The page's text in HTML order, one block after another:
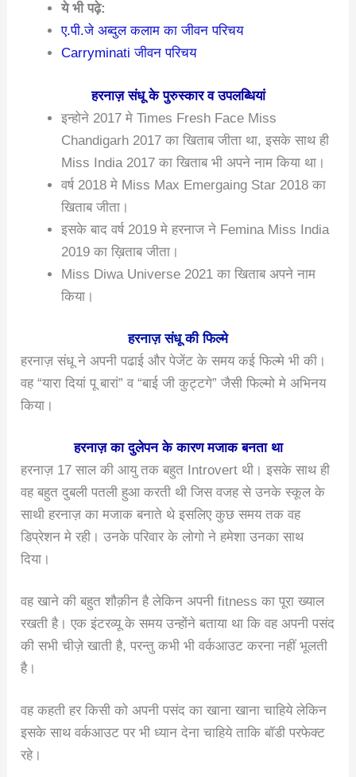
ये भी पढ़े:
ए.पी.जे अब्दुल कलाम का जीवन परिचय
Carryminati जीवन परिचय
हरनाज़ संधू के पुरुस्कार व उपलब्धियां
इन्होने 2017 मे Times Fresh Face Miss
Chandigarh 2017 का खिताब जीता था, इसके साथ ही
Miss India 2017 का खिताब भी अपने नाम किया था।
वर्ष 2018 मे Miss Max Emergaing Star 2018 का
खिताब जीता।
इसके बाद वर्ष 2019 मे हरनाज ने Femina Miss India
2019 का ख़िताब जीता।
Miss Diwa Universe 2021 का खिताब अपने नाम
किया।
हरनाज़ संधू की फिल्मे
हरनाज़ संधू ने अपनी पढाई और पेजेंट के समय कई फिल्मे भी की।
वह “यारा दियां पू बारां” व “बाई जी कुट्टगे” जैसी फिल्मो मे अभिनय
किया।
हरनाज़ का दुलेपन के कारण मजाक बनता था
हरनाज़ 17 साल की आयु तक बहुत Introvert थी। इसके साथ ही
वह बहुत दुबली पतली हुआ करती थी जिस वजह से उनके स्कूल के
साथी हरनाज़ का मजाक बनाते थे इसलिए कुछ समय तक वह
डिप्रेशन मे रही। उनके परिवार के लोगो ने हमेशा उनका साथ
दिया।
वह खाने की बहुत शौक़ीन है लेकिन अपनी fitness का पूरा ख्याल
रखती है। एक इंटरव्यू के समय उन्होंने बताया था कि वह अपनी पसंद
की सभी चीज़े खाती है, परन्तु कभी भी वर्कआउट करना नहीं भूलती
है।
वह कहती हर किसी को अपनी पसंद का खाना खाना चाहिये लेकिन
इसके साथ वर्कआउट पर भी ध्यान देना चाहिये ताकि बॉडी परफेक्ट
रहे।